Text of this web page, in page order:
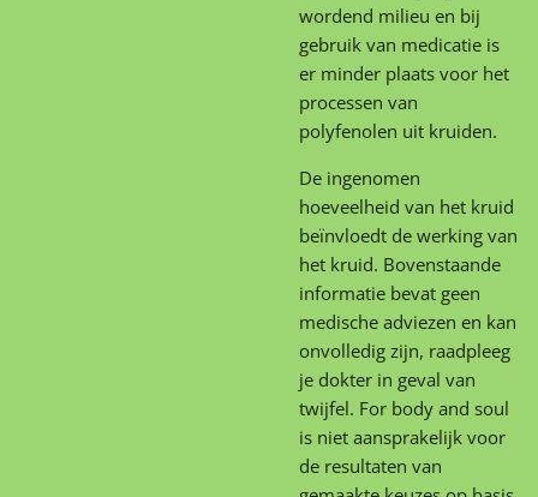
wordend milieu en bij
gebruik van medicatie is
er minder plaats voor het
processen van
polyfenolen uit kruiden.
De ingenomen
hoeveelheid van het kruid
beïnvloedt de werking van
het kruid. Bovenstaande
informatie bevat geen
medische adviezen en kan
onvolledig zijn, raadpleeg
je dokter in geval van
twijfel. For body and soul
is niet aansprakelijk voor
de resultaten van